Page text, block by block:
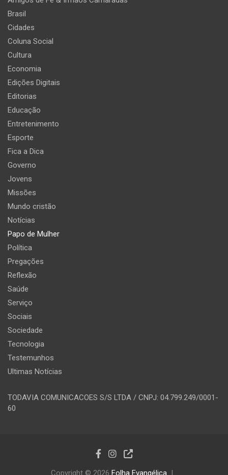
Brasil
Cidades
Coluna Social
Cultura
Economia
Edições Digitais
Editorias
Educação
Entretenimento
Esporte
Fica a Dica
Governo
Jovens
Missões
Mundo cristão
Notícias
Papo de Mulher
Política
Pregações
Reflexão
Saúde
Serviço
Sociais
Sociedade
Tecnologia
Testemunhos
Ultimas Notícias
TODAVIA COMUNICACOES S/S LTDA / CNPJ: 04.799.249/0001-
60
Copyright © 2026 Folha Evangélica